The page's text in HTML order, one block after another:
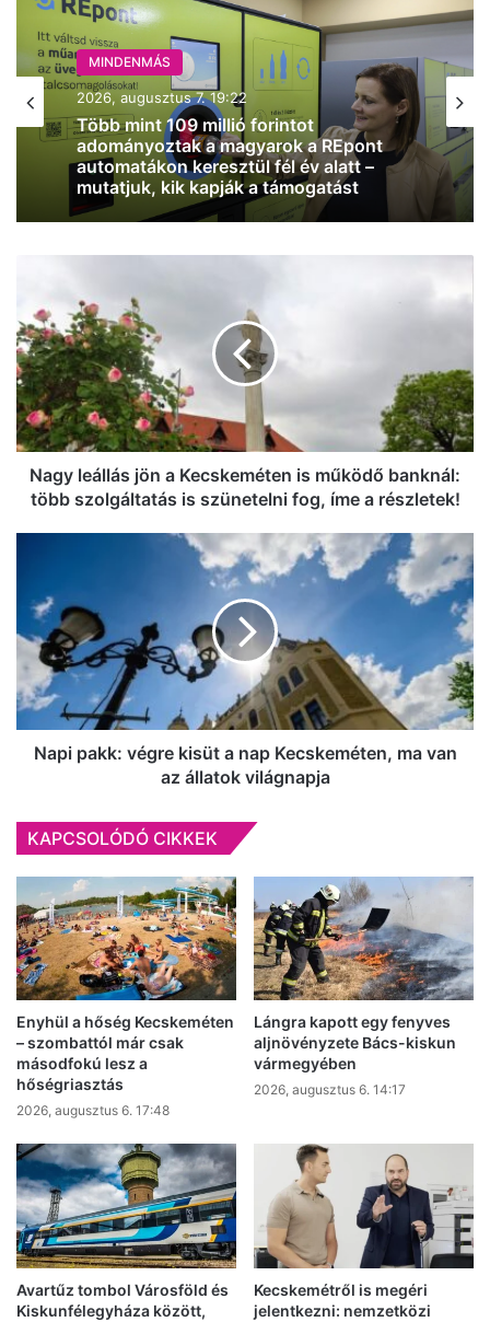
MINDENMÁS
2026, augusztus 7. 19:22
Több mint 109 millió forintot
adományoztak a magyarok a REpont
automatákon keresztül fél év alatt –
mutatjuk, kik kapják a támogatást
MINDENMÁS
2026, augusztus 7. 18:01
jön
a
Kecskeméten
is
működő
banknál:
több
szolgáltatás
részletek!
Nagy leállás jön a Kecskeméten is működő banknál:
több szolgáltatás is szünetelni fog, íme a részletek!
kisüt
a
nap
Kecskeméten,
ma
van
Napi pakk: végre kisüt a nap Kecskeméten, ma van
az állatok világnapja
KAPCSOLÓDÓ CIKKEK
Enyhül a hőség Kecskeméten
– szombattól már csak
másodfokú lesz a
hőségriasztás
2026, augusztus 6. 17:48
Lángra kapott egy fenyves
aljnövényzete Bács-kiskun
vármegyében
2026, augusztus 6. 14:17
Avartűz tombol Városföld és
Kiskunfélegyháza között,
Kecskemétről is megéri
jelentkezni: nemzetközi